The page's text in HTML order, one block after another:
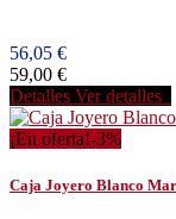
56,05 €
59,00 €
Detalles Ver detalles
¡En oferta!-3%
Caja Joyero Blanco